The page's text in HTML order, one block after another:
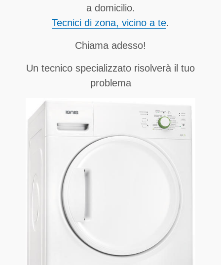
a domicilio.
Tecnici di zona, vicino a te.
Chiama adesso!
Un tecnico specializzato risolverà il tuo
problema